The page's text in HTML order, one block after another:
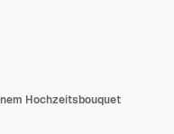
Hochzeitsbouquet